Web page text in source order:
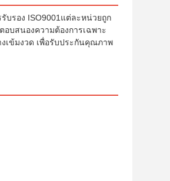
บรอง ISO9001แต่ละหน่วยถูก
อบสนองความต้องการเฉพาะ
เข้มงวด เพื่อรับประกันคุณภาพ